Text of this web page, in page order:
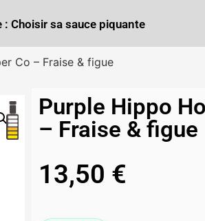
: Choisir sa sauce piquante
Co – Fraise & figue
Purple Hippo
– Fraise & figue
13,50 €